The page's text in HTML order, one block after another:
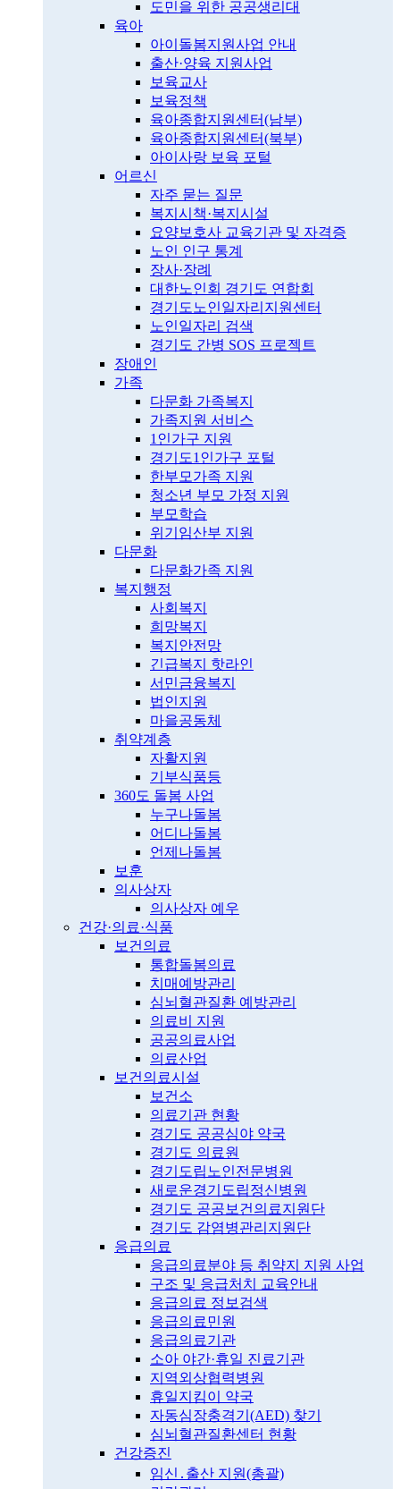
도민을 위한 공공생리대
육아
아이돌봄지원사업 안내
출산·양육 지원사업
보육교사
보육정책
육아종합지원센터(남부)
육아종합지원센터(북부)
아이사랑 보육 포털
어르신
자주 묻는 질문
복지시책·복지시설
요양보호사 교육기관 및 자격증
노인 인구 통계
장사·장례
대한노인회 경기도 연합회
경기도노인일자리지원센터
노인일자리 검색
경기도 간병 SOS 프로젝트
장애인
가족
다문화 가족복지
가족지원 서비스
1인가구 지원
경기도1인가구 포털
한부모가족 지원
청소년 부모 가정 지원
부모학습
위기임산부 지원
다문화
다문화가족 지원
복지행정
사회복지
희망복지
복지안전망
긴급복지 핫라인
서민금융복지
법인지원
마을공동체
취약계층
자활지원
기부식품등
360도 돌봄 사업
누구나돌봄
어디나돌봄
언제나돌봄
보훈
의사상자
의사상자 예우
건강·의료·식품
보건의료
통합돌봄의료
치매예방관리
심뇌혈관질환 예방관리
의료비 지원
공공의료사업
의료산업
보건의료시설
보건소
의료기관 현황
경기도 공공심야 약국
경기도 의료원
경기도립노인전문병원
새로운경기도립정신병원
경기도 공공보건의료지원단
경기도 감염병관리지원단
응급의료
응급의료분야 등 취약지 지원 사업
구조 및 응급처치 교육안내
응급의료 정보검색
응급의료민원
응급의료기관
소아 야간·휴일 진료기관
지역외상협력병원
휴일지킴이 약국
자동심장충격기(AED) 찾기
심뇌혈관질환센터 현황
건강증진
임신․출산 지원(총괄)